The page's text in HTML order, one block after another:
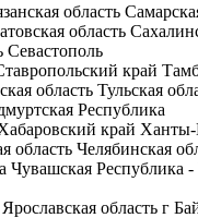
область
область
Севастополь
край
область Тульская
Республика
край
область Челябинская
Чувашская Республика
Ярославская область г